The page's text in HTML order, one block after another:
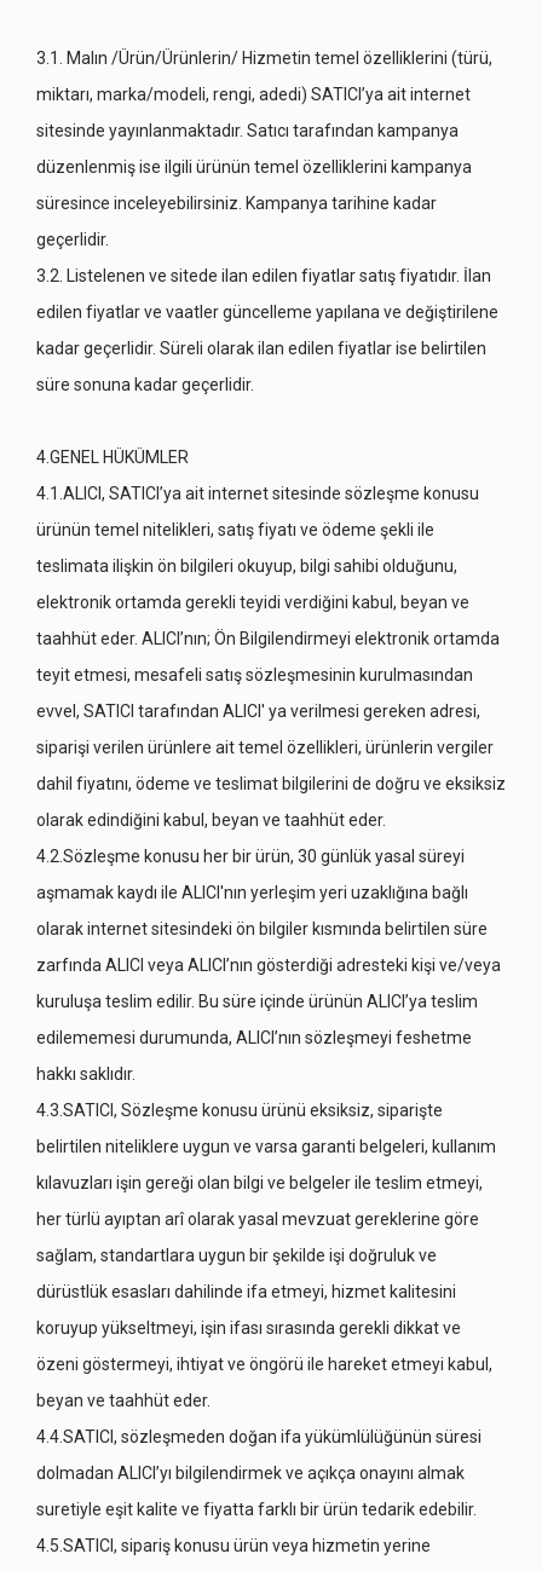
3.1. Malın /Ürün/Ürünlerin/ Hizmetin temel özelliklerini (türü,
miktarı, marka/modeli, rengi, adedi) SATICI’ya ait internet
sitesinde yayınlanmaktadır. Satıcı tarafından kampanya
düzenlenmiş ise ilgili ürünün temel özelliklerini kampanya
süresince inceleyebilirsiniz. Kampanya tarihine kadar
geçerlidir.
3.2. Listelenen ve sitede ilan edilen fiyatlar satış fiyatıdır. İlan
edilen fiyatlar ve vaatler güncelleme yapılana ve değiştirilene
kadar geçerlidir. Süreli olarak ilan edilen fiyatlar ise belirtilen
süre sonuna kadar geçerlidir.
4.GENEL HÜKÜMLER
4.1.ALICI, SATICI’ya ait internet sitesinde sözleşme konusu
ürünün temel nitelikleri, satış fiyatı ve ödeme şekli ile
teslimata ilişkin ön bilgileri okuyup, bilgi sahibi olduğunu,
elektronik ortamda gerekli teyidi verdiğini kabul, beyan ve
taahhüt eder. ALICI’nın; Ön Bilgilendirmeyi elektronik ortamda
teyit etmesi, mesafeli satış sözleşmesinin kurulmasından
evvel, SATICI tarafından ALICI' ya verilmesi gereken adresi,
siparişi verilen ürünlere ait temel özellikleri, ürünlerin vergiler
dahil fiyatını, ödeme ve teslimat bilgilerini de doğru ve eksiksiz
olarak edindiğini kabul, beyan ve taahhüt eder.
4.2.Sözleşme konusu her bir ürün, 30 günlük yasal süreyi
aşmamak kaydı ile ALICI'nın yerleşim yeri uzaklığına bağlı
olarak internet sitesindeki ön bilgiler kısmında belirtilen süre
zarfında ALICI veya ALICI’nın gösterdiği adresteki kişi ve/veya
kuruluşa teslim edilir. Bu süre içinde ürünün ALICI’ya teslim
edilememesi durumunda, ALICI’nın sözleşmeyi feshetme
hakkı saklıdır.
4.3.SATICI, Sözleşme konusu ürünü eksiksiz, siparişte
belirtilen niteliklere uygun ve varsa garanti belgeleri, kullanım
kılavuzları işin gereği olan bilgi ve belgeler ile teslim etmeyi,
her türlü ayıptan arî olarak yasal mevzuat gereklerine göre
sağlam, standartlara uygun bir şekilde işi doğruluk ve
dürüstlük esasları dahilinde ifa etmeyi, hizmet kalitesini
koruyup yükseltmeyi, işin ifası sırasında gerekli dikkat ve
özeni göstermeyi, ihtiyat ve öngörü ile hareket etmeyi kabul,
beyan ve taahhüt eder.
4.4.SATICI, sözleşmeden doğan ifa yükümlülüğünün süresi
dolmadan ALICI’yı bilgilendirmek ve açıkça onayını almak
suretiyle eşit kalite ve fiyatta farklı bir ürün tedarik edebilir.
4.5.SATICI, sipariş konusu ürün veya hizmetin yerine